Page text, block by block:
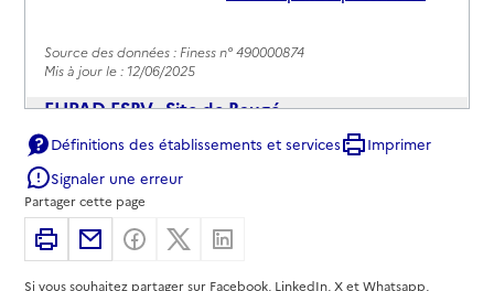
Source des données : Finess n° 490000874
Mis à jour le : 12/06/2025
EHPAD ESBV - Site de Baugé
Adresse
9 chemin de Rancan (Baugé)
49150-Baugé-en-Anjou
02 41 84 13 84
Contact
Définitions des établissements et services
Imprimer
Signaler une erreur
Partager cette page
ImprimerPartager par email
Partager sur Facebook
Partager sur X
Si vous souhaitez partager sur Facebook, LinkedIn, X et Whatsapp,